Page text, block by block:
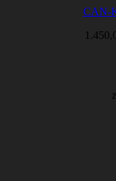
CAN-